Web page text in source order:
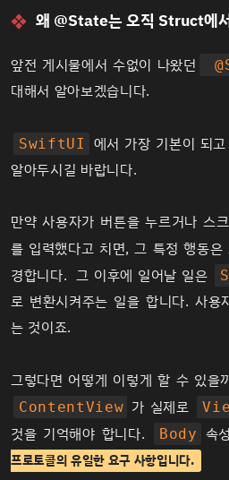
왜 @State는 오직 Struct에
앞전 게시물에서 수없이 나왔던
대해서 알아보겠습니다.
SwiftUI
에서 가장 기본이 되
알아두시길 바랍니다.
만약 사용자가 버튼을 누르거나 스
를 입력했다고 치면, 그 특정 행동은
경합니다. 그 이후에 일어날 일은
로 변환시켜주는 일을 합니다. 사용
는 것이죠.
그렇다면 어떻게 이렇게 할 수 있을
ContentView 가 실제로
것을 기억해야 합니다.
Body 속
프로토콜의 유일한 요구 사항입니다.